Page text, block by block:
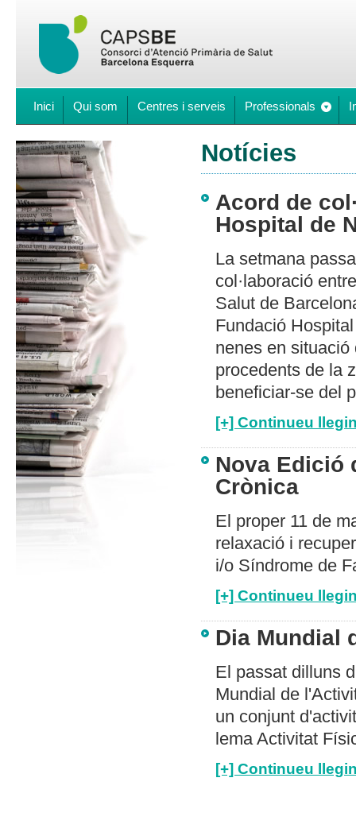
Inici Qui som Centres i serveis Professionals
Notícies
Acord de
Hospital de
La setmana
col·laboració
Salut de
Fundació
nenes en
procedents de la
beneficiar-se del
[+] Continueu
Nova Edició
Crònica
El proper 11 de
relaxació i
i/o Síndrome de
[+] Continueu
Dia Mundial
El passat dilluns
Mundial de
un conjunt
lema Activitat
[+] Continueu